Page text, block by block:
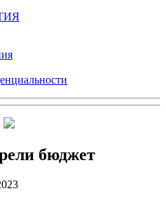
бюджет